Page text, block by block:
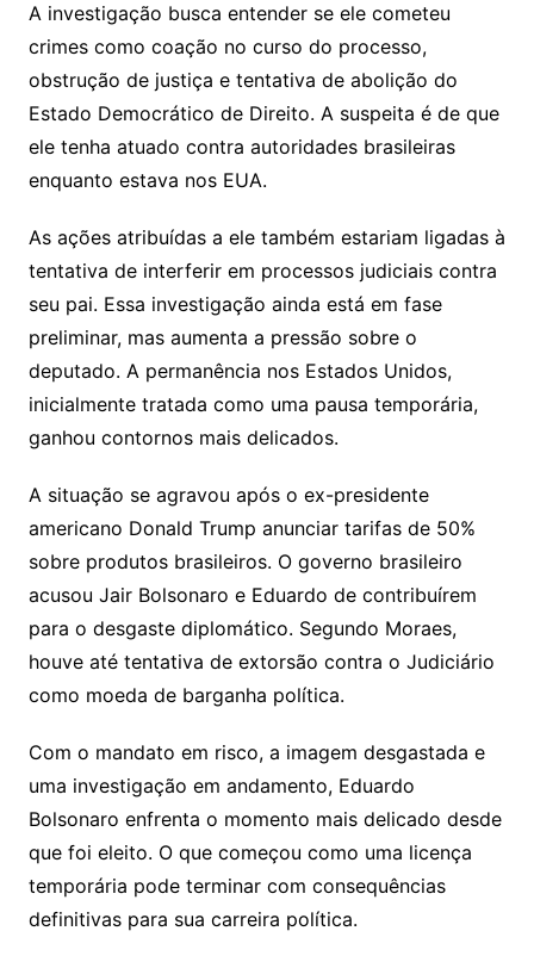
A investigação busca entender se ele cometeu
crimes como coação no curso do processo,
obstrução de justiça e tentativa de abolição do
Estado Democrático de Direito. A suspeita é de que
ele tenha atuado contra autoridades brasileiras
enquanto estava nos EUA.
As ações atribuídas a ele também estariam ligadas à
tentativa de interferir em processos judiciais contra
seu pai. Essa investigação ainda está em fase
preliminar, mas aumenta a pressão sobre o
deputado. A permanência nos Estados Unidos,
inicialmente tratada como uma pausa temporária,
ganhou contornos mais delicados.
A situação se agravou após o ex-presidente
americano Donald Trump anunciar tarifas de 50%
sobre produtos brasileiros. O governo brasileiro
acusou Jair Bolsonaro e Eduardo de contribuírem
para o desgaste diplomático. Segundo Moraes,
houve até tentativa de extorsão contra o Judiciário
como moeda de barganha política.
Com o mandato em risco, a imagem desgastada e
uma investigação em andamento, Eduardo
Bolsonaro enfrenta o momento mais delicado desde
que foi eleito. O que começou como uma licença
temporária pode terminar com consequências
definitivas para sua carreira política.